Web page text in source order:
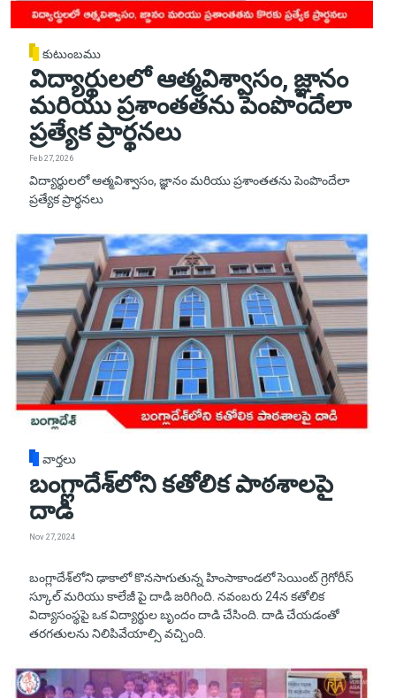
కుటుంబము
విద్యార్థులలో ఆత్మవిశ్వాసం, జ్ఞానం
మరియు ప్రశాంతతను పెంపొందేలా
ప్రత్యేక ప్రార్థనలు
Feb 27, 2026
విద్యార్థులలో ఆత్మవిశ్వాసం, జ్ఞానం మరియు ప్రశాంతతను పెంపొందేలా
ప్రత్యేక ప్రార్థనలు
వార్తలు
బంగ్లాదేశ్‌లోని కతోలిక పాఠశాలపై
దాడి
Nov 27, 2024
బంగ్లాదేశ్‌లోని ఢాకాలో కొనసాగుతున్న హింసాకాండలో సెయింట్ గ్రెగోరీస్
స్కూల్ మరియు కాలేజీ పై దాడి జరిగింది. నవంబరు 24న కతోలిక
విద్యాసంస్థపై ఒక విద్యార్థుల బృందం దాడి చేసింది. దాడి చేయడంతో
తరగతులను నిలిపివేయాల్సి వచ్చింది.